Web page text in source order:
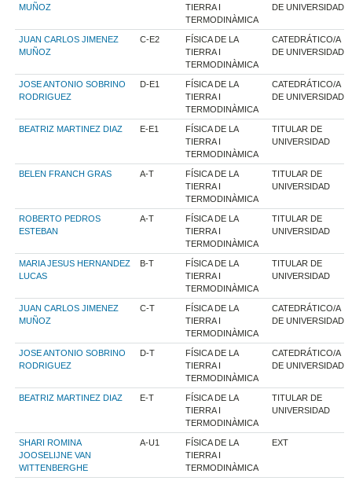
MUÑOZ
TIERRA I
TERMODINÀMICA
DE UNIVERSIDAD
JUAN CARLOS JIMENEZ
MUÑOZ
C-E2
FÍSICA DE LA
TIERRA I
TERMODINÀMICA
CATEDRÁTICO/A
DE UNIVERSIDAD
JOSE ANTONIO SOBRINO
RODRIGUEZ
D-E1
FÍSICA DE LA
TIERRA I
TERMODINÀMICA
CATEDRÁTICO/A
DE UNIVERSIDAD
BEATRIZ MARTINEZ DIAZ E-E1
FÍSICA DE LA
TIERRA I
TERMODINÀMICA
TITULAR DE
UNIVERSIDAD
BELEN FRANCH GRAS A-T
FÍSICA DE LA
TIERRA I
TERMODINÀMICA
TITULAR DE
UNIVERSIDAD
ROBERTO PEDROS
ESTEBAN
A-T
FÍSICA DE LA
TIERRA I
TERMODINÀMICA
TITULAR DE
UNIVERSIDAD
MARIA JESUS HERNANDEZ
LUCAS
B-T
FÍSICA DE LA
TIERRA I
TERMODINÀMICA
TITULAR DE
UNIVERSIDAD
JUAN CARLOS JIMENEZ
MUÑOZ
C-T
FÍSICA DE LA
TIERRA I
TERMODINÀMICA
CATEDRÁTICO/A
DE UNIVERSIDAD
JOSE ANTONIO SOBRINO
RODRIGUEZ
D-T
FÍSICA DE LA
TIERRA I
TERMODINÀMICA
CATEDRÁTICO/A
DE UNIVERSIDAD
BEATRIZ MARTINEZ DIAZ E-T
FÍSICA DE LA
TIERRA I
TERMODINÀMICA
TITULAR DE
UNIVERSIDAD
SHARI ROMINA
JOOSELIJNE VAN
WITTENBERGHE
A-U1
FÍSICA DE LA
TIERRA I
TERMODINÀMICA
EXT